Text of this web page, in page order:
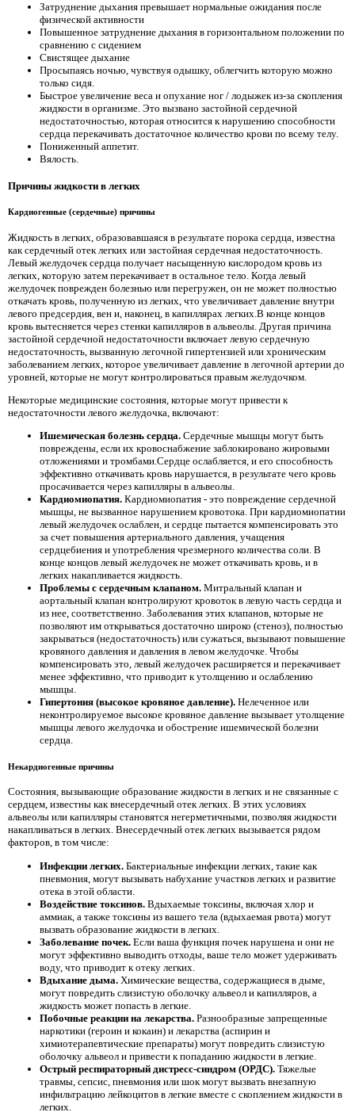
Затруднение дыхания превышает нормальные ожидания после
физической активности
Повышенное затруднение дыхания в горизонтальном положении по
сравнению с сидением
Свистящее дыхание
Просыпаясь ночью, чувствуя одышку, облегчить которую можно
только сидя.
Быстрое увеличение веса и опухание ног / лодыжек из-за скопления
жидкости в организме. Это вызвано застойной сердечной
недостаточностью, которая относится к нарушению способности
сердца перекачивать достаточное количество крови по всему телу.
Пониженный аппетит.
Вялость.
Причины жидкости в легких
Кардиогенные (сердечные) причины
Жидкость в легких, образовавшаяся в результате порока сердца, известна
как сердечный отек легких или застойная сердечная недостаточность.
Левый желудочек сердца получает насыщенную кислородом кровь из
легких, которую затем перекачивает в остальное тело. Когда левый
желудочек поврежден болезнью или перегружен, он не может полностью
откачать кровь, полученную из легких, что увеличивает давление внутри
левого предсердия, вен и, наконец, в капиллярах легких.В конце концов
кровь вытесняется через стенки капилляров в альвеолы. Другая причина
застойной сердечной недостаточности включает левую сердечную
недостаточность, вызванную легочной гипертензией или хроническим
заболеванием легких, которое увеличивает давление в легочной артерии до
уровней, которые не могут контролироваться правым желудочком.
Некоторые медицинские состояния, которые могут привести к
недостаточности левого желудочка, включают:
Ишемическая болезнь сердца. Сердечные мышцы могут быть
повреждены, если их кровоснабжение заблокировано жировыми
отложениями и тромбами.Сердце ослабляется, и его способность
эффективно откачивать кровь нарушается, в результате чего кровь
просачивается через капилляры в альвеолы.
Кардиомиопатия. Кардиомиопатия - это повреждение сердечной
мышцы, не вызванное нарушением кровотока. При кардиомиопатии
левый желудочек ослаблен, и сердце пытается компенсировать это
за счет повышения артериального давления, учащения
сердцебиения и употребления чрезмерного количества соли. В
конце концов левый желудочек не может откачивать кровь, и в
легких накапливается жидкость.
Проблемы с сердечным клапаном. Митральный клапан и
аортальный клапан контролируют кровоток в левую часть сердца и
из нее, соответственно. Заболевания этих клапанов, которые не
позволяют им открываться достаточно широко (стеноз), полностью
закрываться (недостаточность) или сужаться, вызывают повышение
кровяного давления и давления в левом желудочке. Чтобы
компенсировать это, левый желудочек расширяется и перекачивает
менее эффективно, что приводит к утолщению и ослаблению
мышцы.
Гипертония (высокое кровяное давление). Нелеченное или
неконтролируемое высокое кровяное давление вызывает утолщение
мышцы левого желудочка и обострение ишемической болезни
сердца.
Некардиогенные причины
Состояния, вызывающие образование жидкости в легких и не связанные с
сердцем, известны как внесердечный отек легких. В этих условиях
альвеолы ​​или капилляры становятся негерметичными, позволяя жидкости
накапливаться в легких. Внесердечный отек легких вызывается рядом
факторов, в том числе:
Инфекции легких. Бактериальные инфекции легких, такие как
пневмония, могут вызывать набухание участков легких и развитие
отека в этой области.
Воздействие токсинов. Вдыхаемые токсины, включая хлор и
аммиак, а также токсины из вашего тела (вдыхаемая рвота) могут
вызвать образование жидкости в легких.
Заболевание почек. Если ваша функция почек нарушена и они не
могут эффективно выводить отходы, ваше тело может удерживать
воду, что приводит к отеку легких.
Вдыхание дыма. Химические вещества, содержащиеся в дыме,
могут повредить слизистую оболочку альвеол и капилляров, а
жидкость может попасть в легкие.
Побочные реакции на лекарства. Разнообразные запрещенные
наркотики (героин и кокаин) и лекарства (аспирин и
химиотерапевтические препараты) могут повредить слизистую
оболочку альвеол и привести к попаданию жидкости в легкие.
Острый респираторный дистресс-синдром (ОРДС). Тяжелые
травмы, сепсис, пневмония или шок могут вызвать внезапную
инфильтрацию лейкоцитов в легкие вместе с скоплением жидкости в
легких.